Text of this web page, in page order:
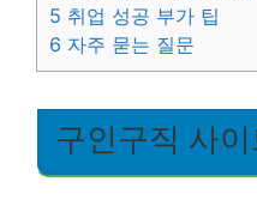
5 취업 성공 부가 팁
6 자주 묻는 질문
구인구직 사